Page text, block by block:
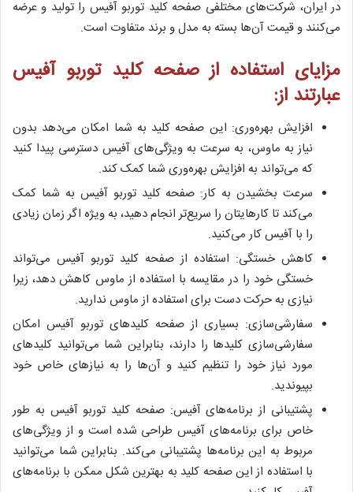
در ایران، شرکت‌های مختلفی صفحه کلید توربو آفیس را تولید و عرضه
می‌کنند و قیمت آن‌ها بسته به مدل و برند متفاوت است.
مزایای استفاده از صفحه کلید توربو آفیس
عبارتند از:
افزایش بهره‌وری: این صفحه کلید به شما امکان می‌دهد بدون
نیاز به ماوس، به سرعت به ویژگی‌های آفیس دسترسی پیدا کنید
که می‌تواند به افزایش بهره‌وری شما کمک کند.
سرعت بخشیدن به کار: صفحه کلید توربو آفیس به شما کمک
می‌کند تا کارهایتان را سریع‌تر انجام دهید، به ویژه اگر زمان زیادی
را با آفیس کار می‌کنید.
کاهش خستگی: استفاده از صفحه کلید توربو آفیس می‌تواند
خستگی خود را در مقایسه با استفاده از ماوس کاهش دهد، زیرا
نیازی به حرکت دست برای استفاده از ماوس ندارید.
سفارشی‌سازی: بسیاری از صفحه کلیدهای توربو آفیس امکان
سفارشی‌سازی کلیدها را دارند، بنابراین شما می‌توانید کلیدهای
مورد نیاز خود را تنظیم کنید و آن‌ها را به نیازهای خاص خود
بپیوندید.
پشتیبانی از برنامه‌های آفیس: صفحه کلید توربو آفیس به طور
خاص برای برنامه‌های آفیس طراحی شده است و از ویژگی‌های
مربوط به این برنامه‌ها پشتیبانی می‌کند. بنابراین شما می‌توانید
با استفاده از این صفحه کلید به بهترین شکل ممکن با برنامه‌های